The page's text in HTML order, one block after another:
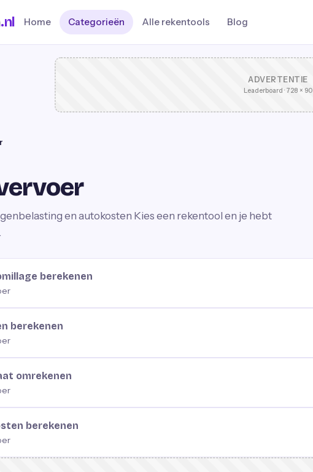
.nl Home Categorieën Alle rekentools Blog
ADVERTENTIE
Leaderboard · 728 × 90
en autokosten Kies een rekentool en je hebt
berekenen
berekenen
omrekenen
berekenen